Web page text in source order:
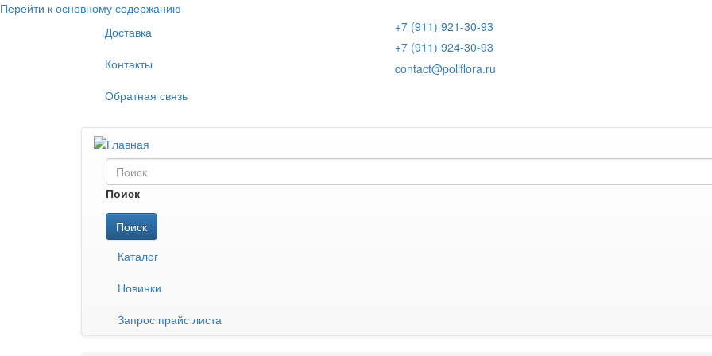
Перейти к основному содержанию
Доставка
Контакты
Обратная связь
+7 (911) 921-30-93
+7 (911) 924-30-93
contact@poliflora.ru
Поиск
Поиск
Каталог
Новинки
Запрос прайс листа